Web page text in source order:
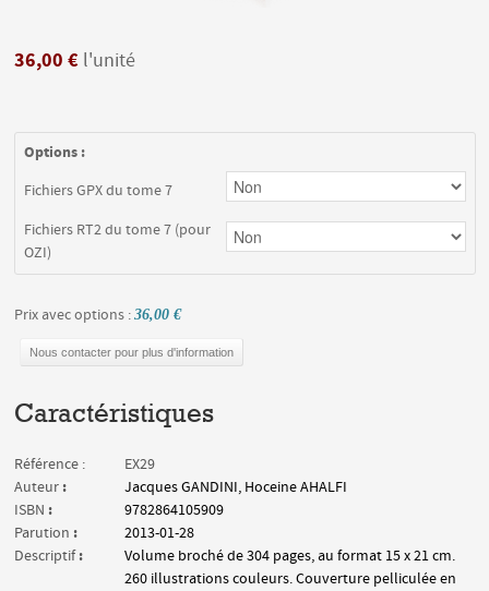
36,00 € l'unité
Options :
Fichiers GPX du tome 7
Fichiers RT2 du tome 7 (pour
OZI)
Prix avec options : 36,00 €
Nous contacter pour plus d'information
Caractéristiques
Référence :
EX29
Auteur :
Jacques GANDINI, Hoceine AHALFI
ISBN :
9782864105909
Parution :
2013-01-28
Descriptif:
Volume broché de 304 pages, au format 15 x 21 cm.
260 illustrations couleurs. Couverture pelliculée en